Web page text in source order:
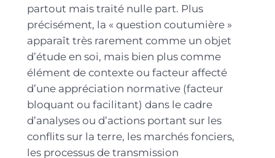
partout mais traité nulle part. Plus
précisément, la « question coutumière »
apparaît très rarement comme un objet
d’étude en soi, mais bien plus comme
élément de contexte ou facteur affecté
d’une appréciation normative (facteur
bloquant ou facilitant) dans le cadre
d’analyses ou d’actions portant sur les
conflits sur la terre, les marchés fonciers,
les processus de transmission